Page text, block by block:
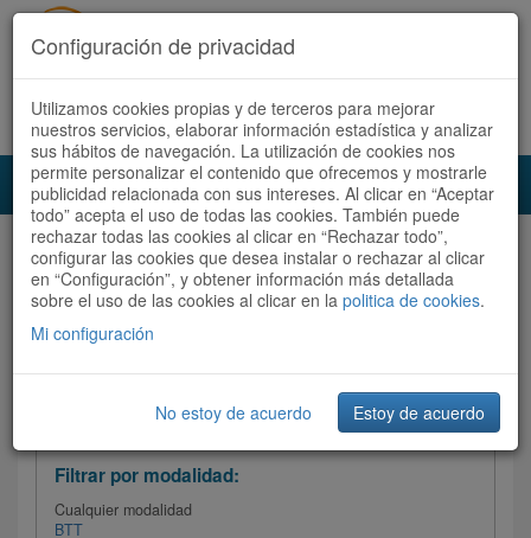
Acceder Registrate ahora Español | Català
Audioruta Todas las rutas
Todas las rutas Ordenar por:Más recientes
Filtrar las rutas
Filtrar por modalidad:
Cualquier modalidad
BTT
Configuración de privacidad
Utilizamos cookies propias y de terceros para mejorar
nuestros servicios, elaborar información estadística y analizar
sus hábitos de navegación. La utilización de cookies nos
permite personalizar el contenido que ofrecemos y mostrarle
publicidad relacionada con sus intereses. Al clicar en “Aceptar
todo” acepta el uso de todas las cookies. También puede
rechazar todas las cookies al clicar en “Rechazar todo”,
configurar las cookies que desea instalar o rechazar al clicar
en “Configuración”, y obtener información más detallada
sobre el uso de las cookies al clicar en la politica de cookies.
Mi configuración
No estoy de acuerdo Estoy de acuerdo